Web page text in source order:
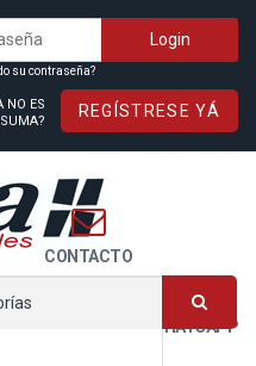
su contraseña?
NO ES
REGÍSTRESE YÁ
WHATSAPP
CONTACTO